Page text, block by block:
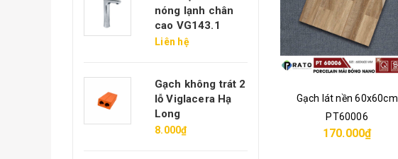
nóng lạnh chân
cao VG143.1
Liên hệ
Gạch không trát 2
lỗ Viglacera Hạ
Long
8.000₫
Gạch lát nền 60x60cm
PT60006
170.000₫